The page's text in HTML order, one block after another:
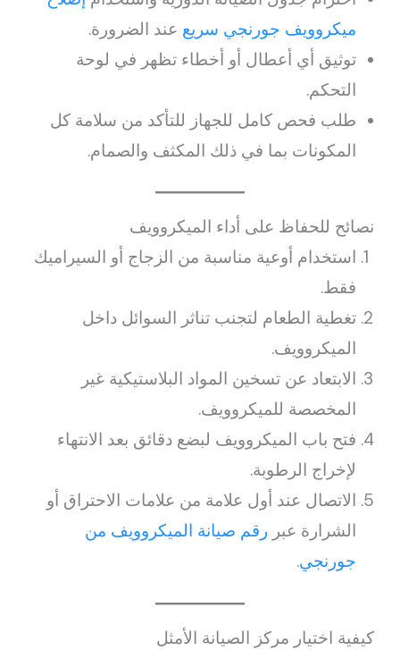
ميكروويف جورنجي سريع عند الضرورة.
توثيق أي أعطال أو أخطاء تظهر في لوحة
التحكم.
طلب فحص كامل للجهاز للتأكد من سلامة كل
المكونات بما في ذلك المكثف والصمام.
نصائح للحفاظ على أداء الميكروويف
استخدام أوعية مناسبة من الزجاج أو السيراميك
فقط.
تغطية الطعام لتجنب تناثر السوائل داخل
الميكروويف.
الابتعاد عن تسخين المواد البلاستيكية غير
المخصصة للميكروويف.
فتح باب الميكروويف لبضع دقائق بعد الانتهاء
لإخراج الرطوبة.
الاتصال عند أول علامة من علامات الاحتراق أو
الشرارة عبر رقم صيانة الميكروويف من
جورنجي.
كيفية اختيار مركز الصيانة الأمثل